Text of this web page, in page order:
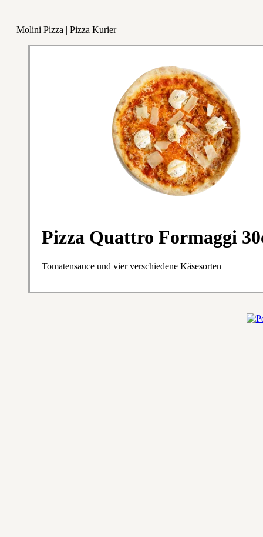
Molini Pizza | Pizza Kurier
Pizza Quattro Formaggi
Tomatensauce und vier verschiedene Käsesorten